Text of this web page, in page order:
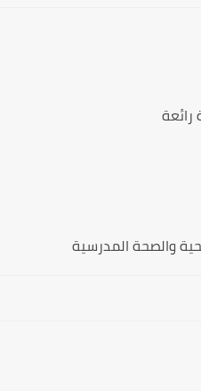
والصحة المدرسية